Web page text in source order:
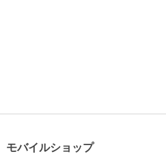
モバイルショップ